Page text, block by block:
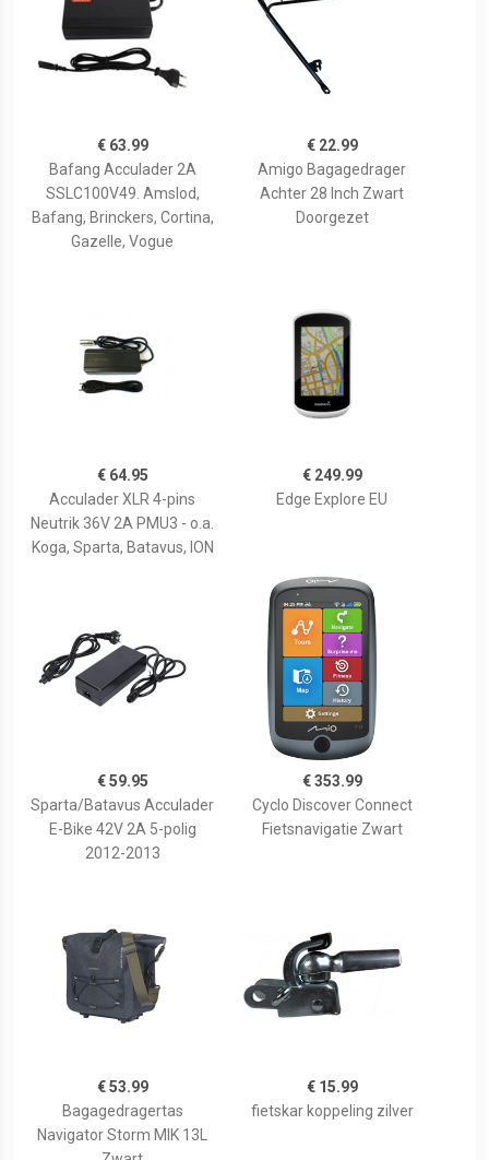
€ 63.99
Bafang Acculader 2A
SSLC100V49. Amslod,
Bafang, Brinckers, Cortina,
Gazelle, Vogue
€ 22.99
Amigo Bagagedrager
Achter 28 Inch Zwart
Doorgezet
€ 64.95
Acculader XLR 4-pins
Neutrik 36V 2A PMU3 - o.a.
Koga, Sparta, Batavus, ION
€ 249.99
Edge Explore EU
€ 59.95
Sparta/Batavus Acculader
E-Bike 42V 2A 5-polig
2012-2013
€ 353.99
Cyclo Discover Connect
Fietsnavigatie Zwart
€ 53.99
Bagagedragertas
Navigator Storm MIK 13L
€ 15.99
fietskar koppeling zilver